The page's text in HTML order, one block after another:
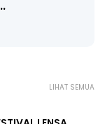
LIHAT SEMUA